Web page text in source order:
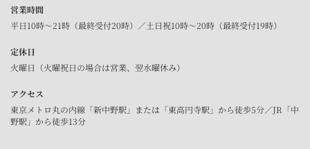
営業時間
平日10時～21時（最終受付20時）／土日祝10時～20時（最終受付19時）
定休日
火曜日（火曜祝日の場合は営業、翌水曜休み）
アクセス
東京メトロ丸の内線「新中野駅」または「東高円寺駅」から徒歩5分／JR「中
野駅」から徒歩13分